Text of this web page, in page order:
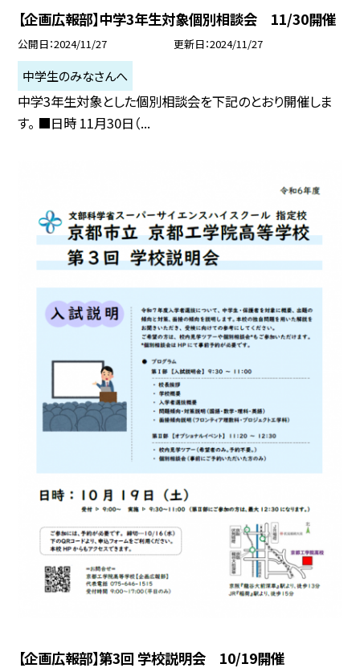
【企画広報部】中学3年生対象個別相談会 11/30開催
公開日 2024/11/27 更新日 2024/11/27
中学生のみなさんへ
中学3年生対象とした個別相談会を下記のとおり開催しま
す。 ■日時 11月30日（...
【企画広報部】第3回 学校説明会 10/19開催